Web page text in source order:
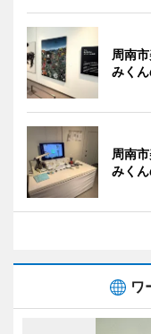
周南
みく
周南
みく
ワ